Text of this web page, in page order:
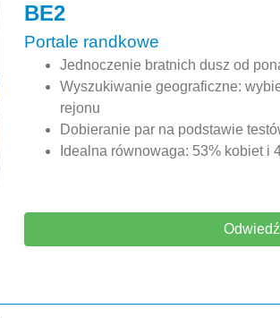
BE2
Portale randkowe
Jednoczenie bratnich dusz od
Wyszukiwanie geograficzne:
rejonu
Dobieranie par na podstawie
Idealna równowaga: 53% kobiet i